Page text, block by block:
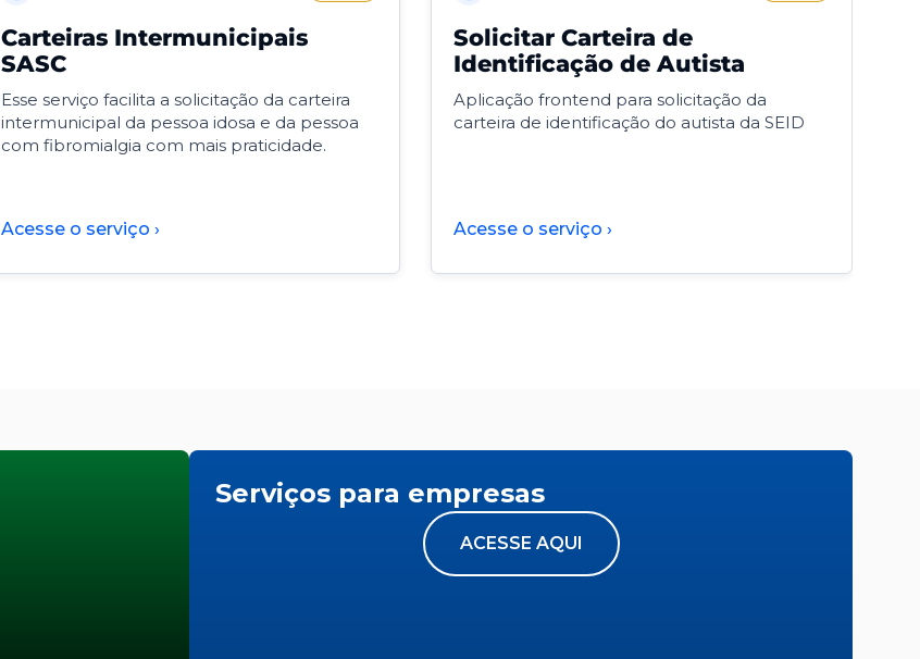
Carteiras Intermunicipais
SASC
Esse serviço facilita a solicitação da carteira
intermunicipal da pessoa idosa e da pessoa
com fibromialgia com mais praticidade.
Acesse o serviço ›
Solicitar Carteira de
Identificação de Autista
Aplicação frontend para solicitação da
carteira de identificação do autista da SEID
Acesse o serviço ›
Serviços para empresas
ACESSE AQUI